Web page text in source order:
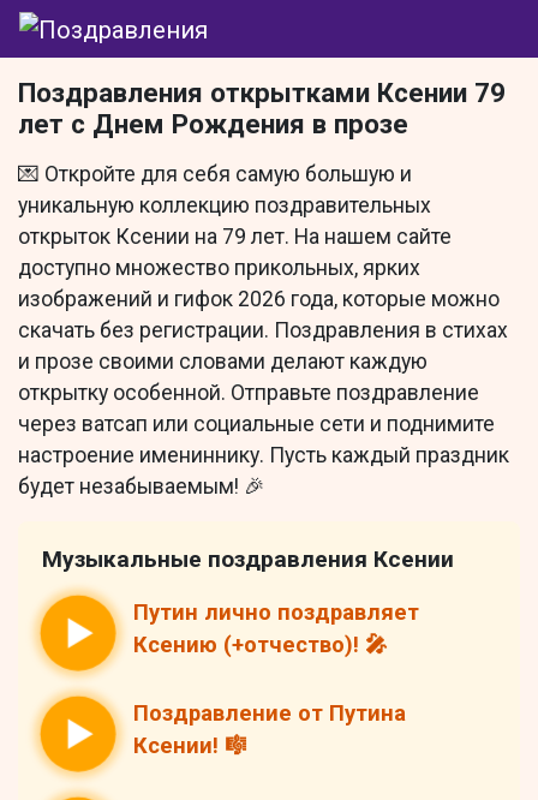
Поздравления открытками Ксении 79
лет с Днем Рождения в прозе
💌 Откройте для себя самую большую и
уникальную коллекцию поздравительных
открыток Ксении на 79 лет. На нашем сайте
доступно множество прикольных, ярких
изображений и гифок 2026 года, которые можно
скачать без регистрации. Поздравления в стихах
и прозе своими словами делают каждую
открытку особенной. Отправьте поздравление
через ватсап или социальные сети и поднимите
настроение имениннику. Пусть каждый праздник
будет незабываемым! 🎉
Музыкальные поздравления Ксении
Путин лично поздравляет
Ксению (+отчество)! 🎤
Поздравление от Путина
Ксении! 🎼